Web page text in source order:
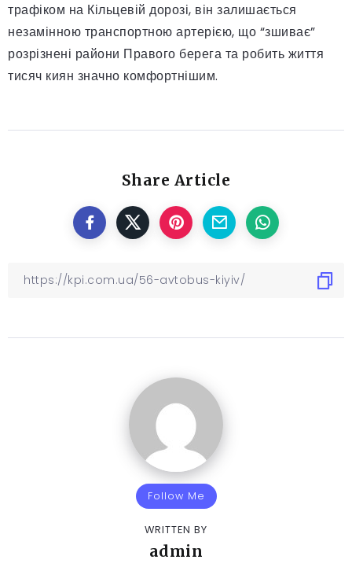
трафіком на Кільцевій дорозі, він залишається
незамінною транспортною артерією, що “зшиває”
розрізнені райони Правого берега та робить життя
тисяч киян значно комфортнішим.
Share Article
Follow Me
WRITTEN BY
admin